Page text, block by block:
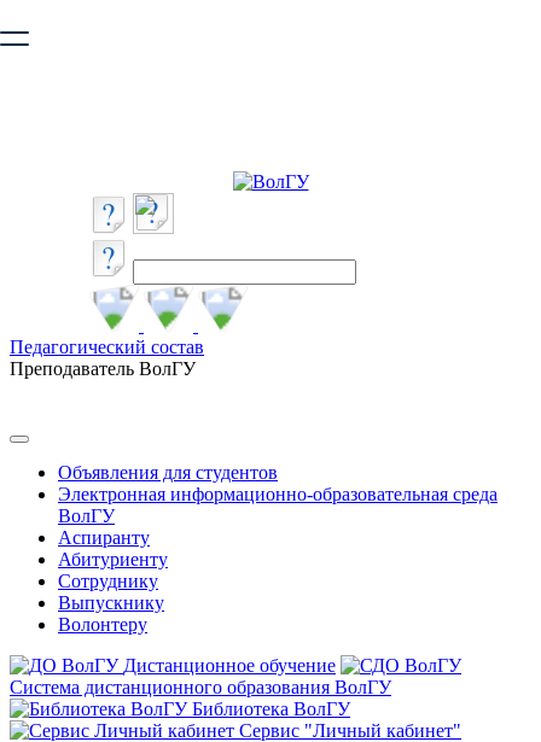
безопасную работу с сайтом. Пожалуйста
Педагогический состав
Преподаватель ВолГУ
Объявления для студентов
Электронная информационно-образовательная среда
ВолГУ
Аспиранту
Абитуриенту
Сотруднику
Выпускнику
Волонтеру
Дистанционное обучение
Система дистанционного образования ВолГУ
Библиотека ВолГУ
Сервис "Личный кабинет"